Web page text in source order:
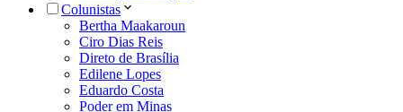
Colunistas
Bertha Maakaroun
Ciro Dias Reis
Direto de Brasília
Edilene Lopes
Eduardo Costa
Poder em Minas